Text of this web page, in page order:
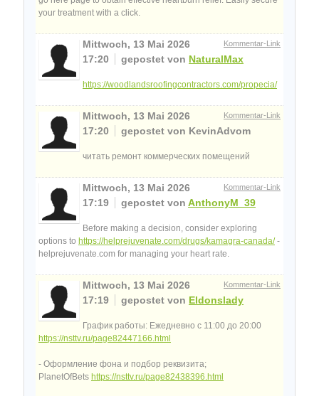
your treatment with a click.
Kommentar-Link
Mittwoch, 13 Mai 2026
17:20
gepostet von NaturalMax
https://woodlandsroofingcontractors.com/propecia/
Kommentar-Link
Mittwoch, 13 Mai 2026
17:20
gepostet von KevinAdvom
читать ремонт коммерческих помещений
Kommentar-Link
Mittwoch, 13 Mai 2026
17:19
gepostet von AnthonyM_39
Before making a decision, consider exploring
options to https://helprejuvenate.com/drugs/kamagra-canada/-
helprejuvenate.com for managing your heart rate.
Kommentar-Link
Mittwoch, 13 Mai 2026
17:19
gepostet von Eldonslady
График работы: Ежедневно с 11:00 до 20:00
https://nsttv.ru/page82447166.html
- Оформление фона и подбор реквизита;
PlanetOfBets https://nsttv.ru/page82438396.html